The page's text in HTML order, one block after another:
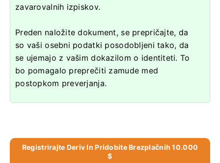
zavarovalnih izpiskov.
Preden naložite dokument, se prepričajte, da
so vaši osebni podatki posodobljeni tako, da
se ujemajo z vašim dokazilom o identiteti. To
bo pomagalo preprečiti zamude med
postopkom preverjanja.
Registrirajte Deriv In Pridobite Brezplačnih 10.000
$